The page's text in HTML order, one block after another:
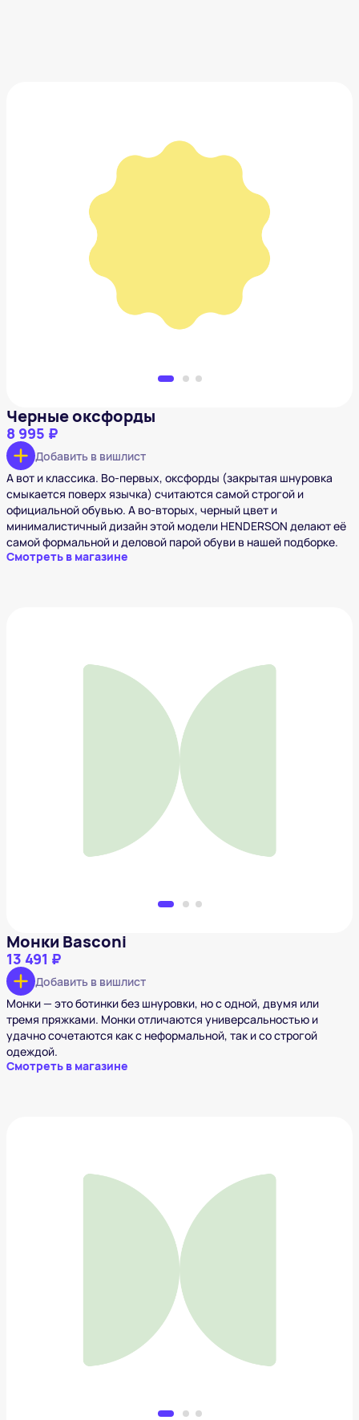
Черные оксфорды
8 995 ₽
Добавить в вишлист
А вот и классика. Во-первых, оксфорды (закрытая шнуровка
смыкается поверх язычка) считаются самой строгой и
официальной обувью. А во-вторых, черный цвет и
минималистичный дизайн этой модели HENDERSON делают её
самой формальной и деловой парой обуви в нашей подборке.
Смотреть в магазине
Монки Basconi
13 491 ₽
Добавить в вишлист
Монки Basconi
13 491 ₽
Добавить в вишлист
Монки — это ботинки без шнуровки, но с одной, двумя или
тремя пряжками. Монки отличаются универсальностью и
удачно сочетаются как с неформальной, так и со строгой
одеждой.
Смотреть в магазине
Дерби Zenden
4 099 ₽
Добавить в вишлист